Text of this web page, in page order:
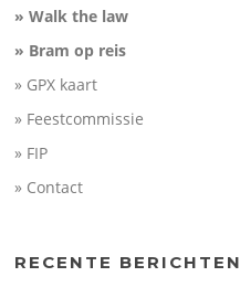
» Walk the law
» Bram op reis
» GPX kaart
» Feestcommissie
» FIP
» Contact
RECENTE BERICHTEN